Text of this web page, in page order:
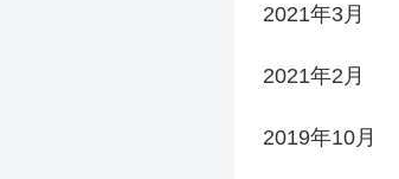
2021年3月
2021年2月
2019年10月